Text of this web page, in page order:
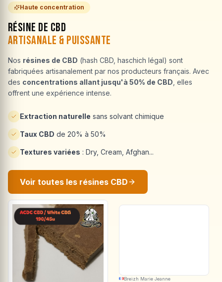
Breizh Marie Jeanne
Haute concentration
Résine de CBD
Artisanale & Puissante
Nos résines de CBD (hash CBD, haschich légal) sont
fabriquées artisanalement par nos producteurs français. Avec
des concentrations allant jusqu'à 50% de CBD , elles
offrent une expérience intense.
Extraction naturelle sans solvant chimique
Taux CBD de 20% à 50%
Textures variées : Dry, Cream, Afghan...
Voir toutes les résines CBD